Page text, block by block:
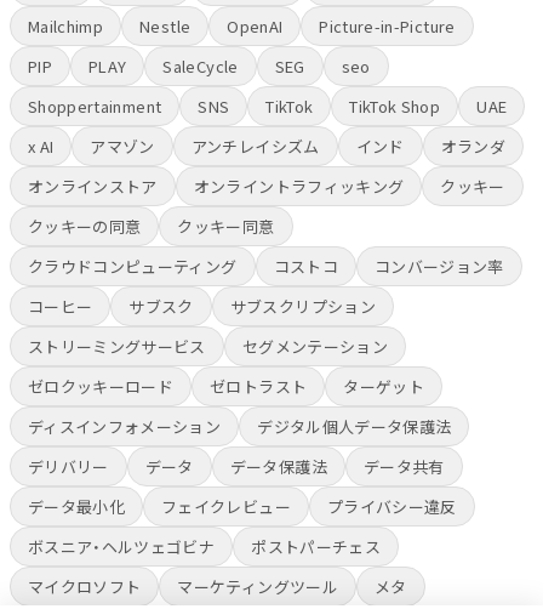
Mailchimp
Nestle OpenAI
Picture-in-Picture
PIP
PLAY SaleCycle SEG
seo
Shoppertainment
SNS TikTok TikTok Shop
UAE
x AI
アマゾン アンチレイシズム インド
オランダ
オンラインストア
オンライントラフィッキング
クッキー
クッキーの同意
クッキー同意
クラウドコンピューティング
コストコ
コンバージョン率
コーヒー
サブスク
サブスクリプション
ストリーミングサービス
セグメンテーション
ゼロクッキーロード
ゼロトラスト
ターゲット
ディスインフォメーション
デジタル個人データ保護法
デリバリー
データ データ保護法
データ共有
データ最小化
フェイクレビュー
プライバシー違反
ボスニア・ヘルツェゴビナ
ポストパーチェス
マイクロソフト
マーケティングツール メタ